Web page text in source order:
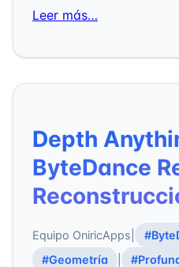
Leer más…
Depth
ByteDance
Equipo OniricApps
#Geometría